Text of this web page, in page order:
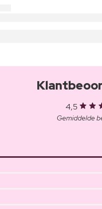
4,5
Gemiddelde